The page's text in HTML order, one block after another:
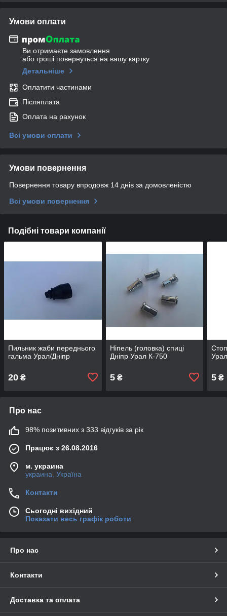
Умови оплати
Ви отримаєте замовлення
або гроші повернуться на вашу картку
Детальніше
Оплатити частинами
Післяплата
Оплата на рахунок
Всі умови оплати
Умови повернення
Повернення товару впродовж 14 днів за домовленістю
Всі умови повернення
Подібні товари компанії
Пильник жаби переднього
гальма Урал/Дніпр
20 ₴
Ніпель (головка) спиці
Дніпр Урал К-750
5₴ 5 ₴
Про нас
98% позитивних з 333 відгуків за рік
Працює з 26.08.2016
м. украина
украина, Україна
Контакти
Сьогодні вихідний
Показати весь графік роботи
Про нас
Контакти
Доставка та оплата